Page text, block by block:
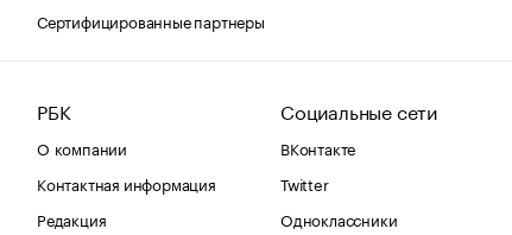
Сертифицированные партнеры
РБК
О компании
Контактная информация
Редакция
Социальные сети
ВКонтакте
Twitter
Одноклассники